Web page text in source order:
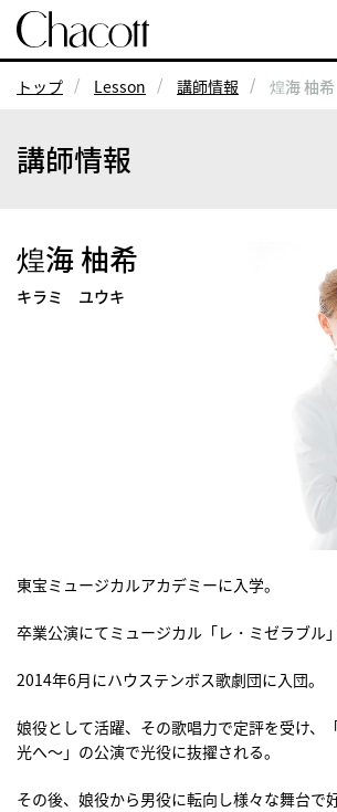
トップ Lesson 講師情報 煌海 柚希
講師情報
煌海 柚希
キラミ ユウキ
東宝ミュージカルアカデミーに入学。
卒業公演にてミュージカル「レ・ミゼラブル
2014年6月にハウステンボス歌劇団に入団。
娘役として活躍、その歌唱力で定評を受け
光へ～」の公演で光役に抜擢される。
その後、娘役から男役に転向し様々な舞台で